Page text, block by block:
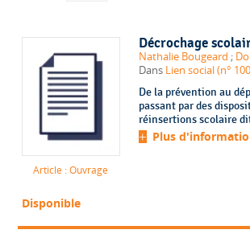
Article : Ouvrage
Décrochage
Nathalie Bougeard ;
Dans Lien social (n°
De la prévention au
passant par des
réinsertions scolaire
Plus
Disponible